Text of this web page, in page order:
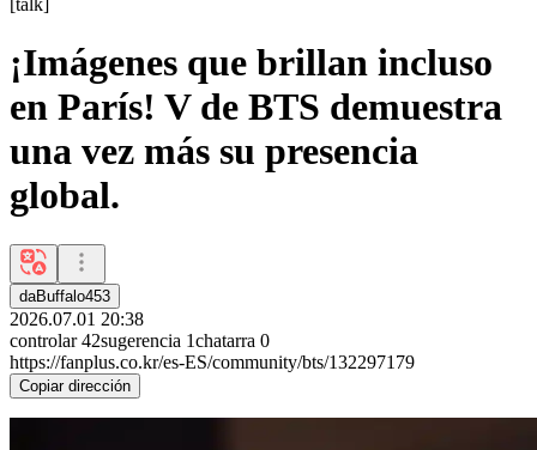
¡Imágenes que brillan incluso
en París! V de BTS demuestra
una vez más su presencia
global.
daBuffalo453
2026.07.01 20:38
controlar 42sugerencia 1chatarra 0
https://fanplus.co.kr/es-ES/community/bts/132297179
Copiar dirección